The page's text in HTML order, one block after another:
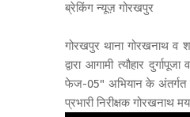
ब्रेकिंग न्यूज़ गोरखपुर
गोरखपुर थाना गोरखनाथ व
द्वारा आगामी त्यौहार
फेज-05" अभियान के अंतर्गत
प्रभारी निरीक्षक गोरखनाथ